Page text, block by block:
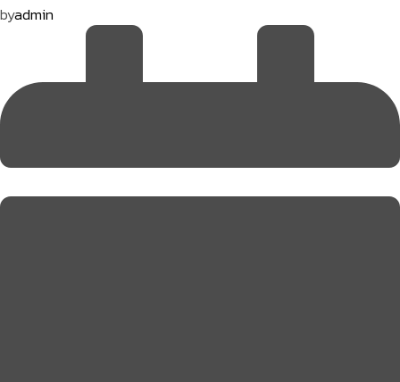
byadmin